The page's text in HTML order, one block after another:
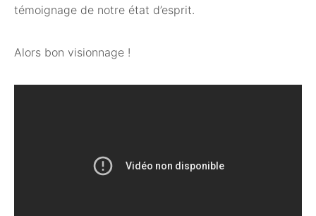
témoignage de notre état d’esprit.
Alors bon visionnage !